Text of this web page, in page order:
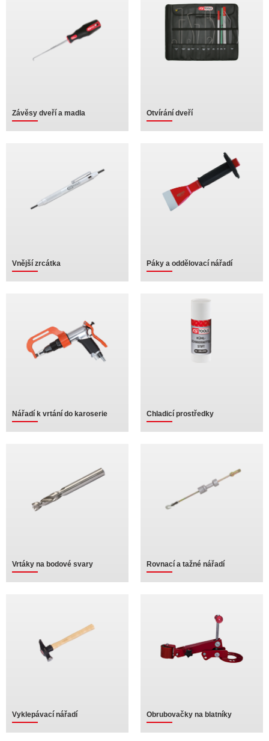
Závěsy dveří a madla Otvírání dveří
Vnější zrcátka Páky a oddělovací nářadí
Nářadí k vrtání do karoserie Chladicí prostředky
Vrtáky na bodové svary Rovnací a tažné nářadí
Vyklepávací nářadí Obrubovačky na blatníky